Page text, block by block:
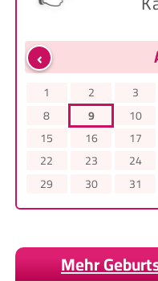
‹
1 2 3
8
9 10
15
16 17
22
23 24
29
30 31
Mehr